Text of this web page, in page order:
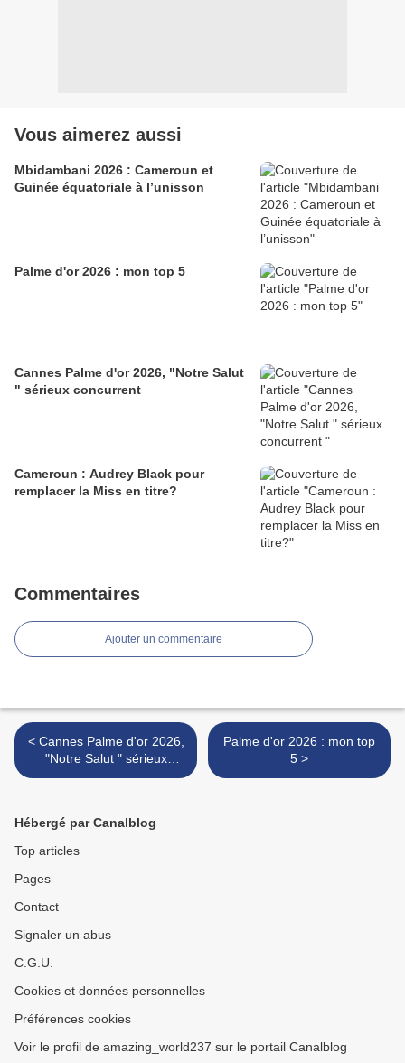
Vous aimerez aussi
Mbidambani 2026 : Cameroun et
Guinée équatoriale à l’unisson
Palme d'or 2026 : mon top 5
Cannes Palme d'or 2026, "Notre Salut
" sérieux concurrent
Cameroun : Audrey Black pour
remplacer la Miss en titre?
Commentaires
Ajouter un commentaire
< Cannes Palme d'or 2026,
"Notre Salut " sérieux
concurrent
Palme d'or 2026 : mon top
5 >
Hébergé par Canalblog
Top articles
Pages
Contact
Signaler un abus
C.G.U.
Cookies et données personnelles
Préférences cookies
Voir le profil de amazing_world237 sur le portail Canalblog